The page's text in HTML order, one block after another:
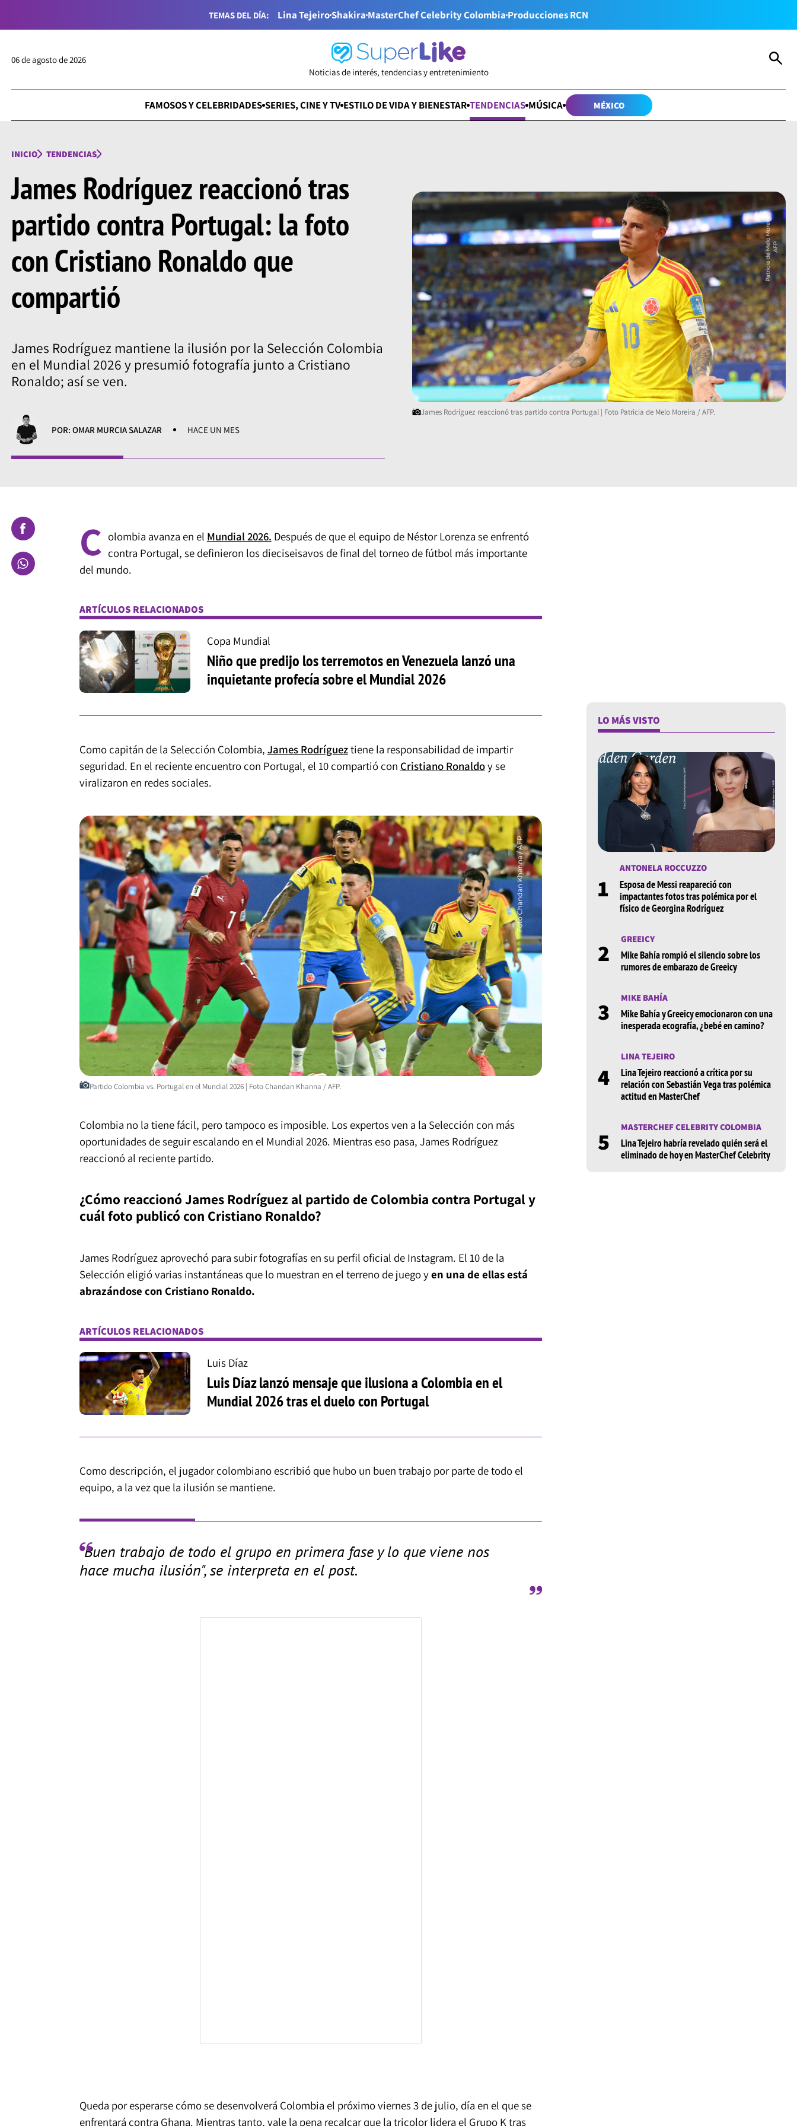
TEMAS DEL DÍA: Lina TejeiroShakiraMasterChef Celebrity ColombiaProducciones RCN
06 de agosto de 2026
Noticias de interés, tendencias y entretenimiento
FAMOSOS Y CELEBRIDADES SERIES, CINE Y TV ESTILO DE VIDA Y BIENESTAR TENDENCIAS MÚSICA MÉXICO
INICIO TENDENCIAS
James Rodríguez reaccionó tras
partido contra Portugal: la foto
con Cristiano Ronaldo que
compartió
James Rodríguez mantiene la ilusión por la Selección Colombia
en el Mundial 2026 y presumió fotografía junto a Cristiano
Ronaldo; así se ven.
POR: OMAR MURCIA SALAZAR HACE UN MES
James Rodríguez reaccionó tras partido contra Portugal | Foto Patricia de Melo Moreira / AFP.
C olombia avanza en el Mundial 2026. Después de que el equipo de Néstor Lorenza se enfrentó
contra Portugal, se definieron los dieciseisavos de final del torneo de fútbol más importante
del mundo.
ARTÍCULOS RELACIONADOS
Copa Mundial
Niño que predijo los terremotos en Venezuela lanzó una
inquietante profecía sobre el Mundial 2026
Como capitán de la Selección Colombia, James Rodrígueztiene la responsabilidad de impartir
seguridad. En el reciente encuentro con Portugal, el 10 compartió con Cristiano Ronaldoy se
viralizaron en redes sociales.
Partido Colombia vs. Portugal en el Mundial 2026 | Foto Chandan Khanna / AFP.
Colombia no la tiene fácil, pero tampoco es imposible. Los expertos ven a la Selección con más
oportunidades de seguir escalando en el Mundial 2026. Mientras eso pasa, James Rodríguez
reaccionó al reciente partido.
¿Cómo reaccionó James Rodríguez al partido de Colombia contra Portugal y
cuál foto publicó con Cristiano Ronaldo?
James Rodríguez aprovechó para subir fotografías en su perfil oficial de Instagram. El 10 de la
Selección eligió varias instantáneas que lo muestran en el terreno de juego yen una de ellas está
abrazándose con Cristiano Ronaldo.
ARTÍCULOS RELACIONADOS
Luis Díaz
Luis Díaz lanzó mensaje que ilusiona a Colombia en el
Mundial 2026 tras el duelo con Portugal
Como descripción, el jugador colombiano escribió que hubo un buen trabajo por parte de todo el
equipo, a la vez que la ilusión se mantiene.
"Buen trabajo de todo el grupo en primera fase y lo que viene nos
hace mucha ilusión", se interpreta en el post.
Queda por esperarse cómo se desenvolverá Colombia el próximo viernes 3 de julio, día en el que se
enfrentará contra Ghana. Mientras tanto, vale la pena recalcar que la tricolor lidera el Grupo K tras
LO MÁS VISTO
1
ANTONELA ROCCUZZO
Esposa de Messi reapareció con
impactantes fotos tras polémica por el
físico de Georgina Rodríguez
2
GREEICY
Mike Bahía rompió el silencio sobre los
rumores de embarazo de Greeicy
3
MIKE BAHÍA
Mike Bahía y Greeicy emocionaron con una
inesperada ecografía, ¿bebé en camino?
4
LINA TEJEIRO
Lina Tejeiro reaccionó a crítica por su
relación con Sebastián Vega tras polémica
actitud en MasterChef
5
MASTERCHEF CELEBRITY COLOMBIA
Lina Tejeiro habría revelado quién será el
eliminado de hoy en MasterChef Celebrity